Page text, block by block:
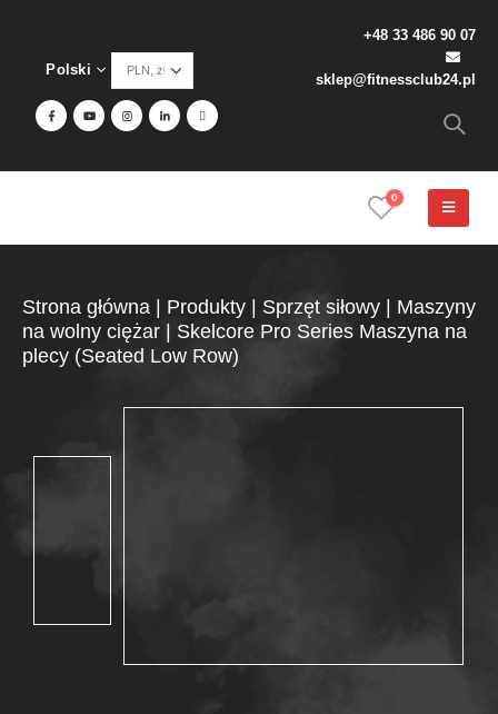
Polski
+48 33 486 90 07
sklep@fitnessclub24.pl
0
Strona główna Produkty Sprzęt siłowy
Maszyny
na wolny ciężar
Skelcore Pro Series Maszyna na
plecy (Seated Low Row)